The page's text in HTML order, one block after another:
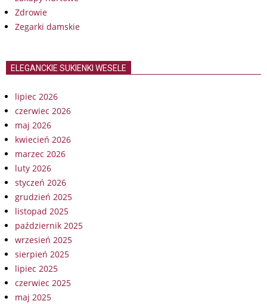
Zdrowie
Zegarki damskie
ELEGANCKIE SUKIENKI WESELE
lipiec 2026
czerwiec 2026
maj 2026
kwiecień 2026
marzec 2026
luty 2026
styczeń 2026
grudzień 2025
listopad 2025
październik 2025
wrzesień 2025
sierpień 2025
lipiec 2025
czerwiec 2025
maj 2025